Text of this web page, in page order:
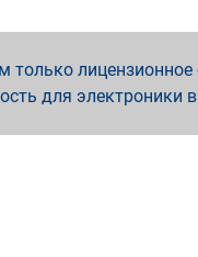
лицензионное
для электроники